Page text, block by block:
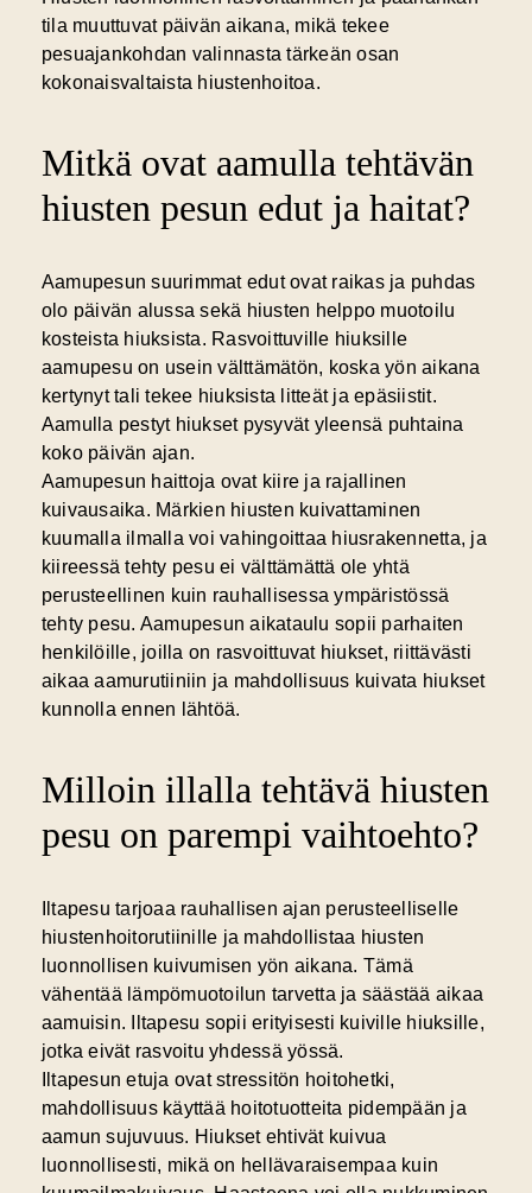
tila muuttuvat päivän aikana, mikä tekee
pesuajankohdan valinnasta tärkeän osan
kokonaisvaltaista hiustenhoitoa.
Mitkä ovat aamulla tehtävän
hiusten pesun edut ja haitat?
Aamupesun suurimmat edutovat raikas ja puhdas
olo päivän alussa sekä hiusten helppo muotoilu
kosteista hiuksista. Rasvoittuville hiuksille
aamupesu on usein välttämätön, koska yön aikana
kertynyt tali tekee hiuksista litteät ja epäsiistit.
Aamulla pestyt hiukset pysyvät yleensä puhtaina
koko päivän ajan.
Aamupesun haittoja ovat kiire ja rajallinen
kuivausaika. Märkien hiusten kuivattaminen
kuumalla ilmalla voi vahingoittaa hiusrakennetta, ja
kiireessä tehty pesu ei välttämättä ole yhtä
perusteellinen kuin rauhallisessa ympäristössä
tehty pesu. Aamupesun aikataulu sopii parhaiten
henkilöille, joilla on rasvoittuvat hiukset, riittävästi
aikaa aamurutiiniin ja mahdollisuus kuivata hiukset
kunnolla ennen lähtöä.
Milloin illalla tehtävä hiusten
pesu on parempi vaihtoehto?
Iltapesu tarjoaa rauhallisen ajan perusteelliselle
hiustenhoitorutiinille ja mahdollistaa hiusten
luonnollisen kuivumisen yön aikana. Tämä
vähentää lämpömuotoilun tarvetta ja säästää aikaa
aamuisin. Iltapesu sopii erityisesti kuiville hiuksille,
jotka eivät rasvoitu yhdessä yössä.
Iltapesun etuja ovat stressitön hoitohetki,
mahdollisuus käyttää hoitotuotteita pidempään ja
aamun sujuvuus. Hiukset ehtivät kuivua
luonnollisesti, mikä on hellävaraisempaa kuin